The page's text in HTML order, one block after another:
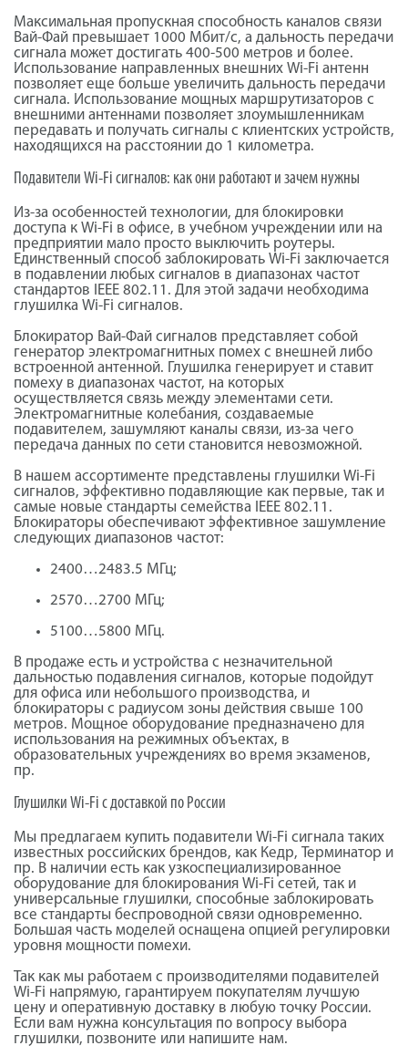
Максимальная пропускная способность каналов связи
Вай-Фай превышает 1000 Мбит/c, а дальность передачи
сигнала может достигать 400-500 метров и более.
Использование направленных внешних Wi-Fi антенн
позволяет еще больше увеличить дальность передачи
сигнала. Использование мощных маршрутизаторов с
внешними антеннами позволяет злоумышленникам
передавать и получать сигналы с клиентских устройств,
находящихся на расстоянии до 1 километра.
Подавители Wi-Fi сигналов: как они работают и зачем нужны
Из-за особенностей технологии, для блокировки
доступа к Wi-Fi в офисе, в учебном учреждении или на
предприятии мало просто выключить роутеры.
Единственный способ заблокировать Wi-Fi заключается
в подавлении любых сигналов в диапазонах частот
стандартов IEEE 802.11. Для этой задачи необходима
глушилка Wi-Fi сигналов.
Блокиратор Вай-Фай сигналов представляет собой
генератор электромагнитных помех с внешней либо
встроенной антенной. Глушилка генерирует и ставит
помеху в диапазонах частот, на которых
осуществляется связь между элементами сети.
Электромагнитные колебания, создаваемые
подавителем, зашумляют каналы связи, из-за чего
передача данных по сети становится невозможной.
В нашем ассортименте представлены глушилки Wi-Fi
сигналов, эффективно подавляющие как первые, так и
самые новые стандарты семейства IEEE 802.11.
Блокираторы обеспечивают эффективное зашумление
следующих диапазонов частот:
2400…2483.5 МГц;
2570…2700 МГц;
5100…5800 МГц.
В продаже есть и устройства с незначительной
дальностью подавления сигналов, которые подойдут
для офиса или небольшого производства, и
блокираторы с радиусом зоны действия свыше 100
метров. Мощное оборудование предназначено для
использования на режимных объектах, в
образовательных учреждениях во время экзаменов,
пр.
Глушилки Wi-Fi с доставкой по России
Мы предлагаем купить подавители Wi-Fi сигнала таких
известных российских брендов, как Кедр, Терминатор и
пр. В наличии есть как узкоспециализированное
оборудование для блокирования Wi-Fi сетей, так и
универсальные глушилки, способные заблокировать
все стандарты беспроводной связи одновременно.
Большая часть моделей оснащена опцией регулировки
уровня мощности помехи.
Так как мы работаем с производителями подавителей
Wi-Fi напрямую, гарантируем покупателям лучшую
цену и оперативную доставку в любую точку России.
Если вам нужна консультация по вопросу выбора
глушилки, позвоните или напишите нам.